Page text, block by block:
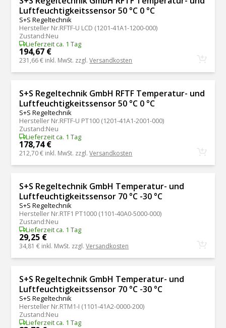
Luftfeuchtigkeitssensor 50 °C 0 °C
S+S Regeltechnik
Hersteller Nr.RFTF-U LCD (1201-41A1-1200-000)
Zustand:Neu
Lieferzeit ca. 1 Tag
194,67 €
231,66 € inkl. MwSt. zzgl.Versandkosten
S+S Regeltechnik GmbH RFTF Temperatur- und
Luftfeuchtigkeitssensor 50 °C 0 °C
S+S Regeltechnik
Hersteller Nr.RFTF-U PT100 (1201-41A1-2001-000)
Zustand:Neu
Lieferzeit ca. 1 Tag
178,74 €
212,70 € inkl. MwSt. zzgl.Versandkosten
S+S Regeltechnik GmbH Temperatur- und
Luftfeuchtigkeitssensor 70 °C -30 °C
S+S Regeltechnik
Hersteller Nr.RTF1 PT1000 (1101-40A0-5000-000)
Zustand:Neu
Lieferzeit ca. 1 Tag
29,25 €
34,81 € inkl. MwSt. zzgl.Versandkosten
S+S Regeltechnik GmbH Temperatur- und
Luftfeuchtigkeitssensor 70 °C -30 °C
S+S Regeltechnik
Hersteller Nr.RTM1-I (1101-41A2-0000-200)
Zustand:Neu
Lieferzeit ca. 1 Tag